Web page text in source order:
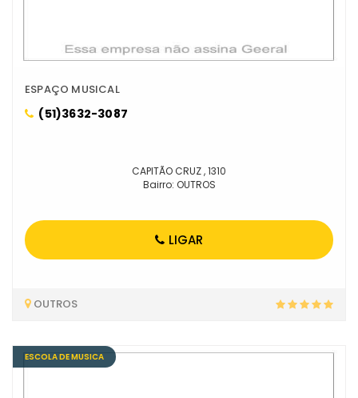
ESPAÇO MUSICAL
(51)3632-3087
CAPITÃO CRUZ , 1310
Bairro: OUTROS
LIGAR
OUTROS
ESCOLA DE MUSICA